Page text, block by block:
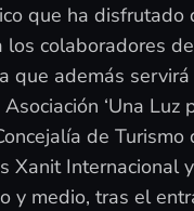
que ha disfrutado
colaboradores
que además
‘Una
de
Xanit
y medio, tras el